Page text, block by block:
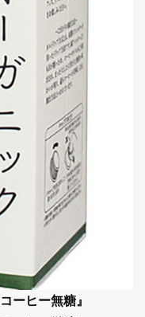
ーヒー無糖』